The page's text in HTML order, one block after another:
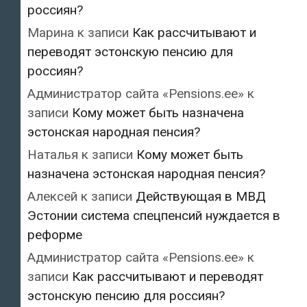
россиян?
Марина к записи Как рассчитывают и
переводят эстонскую пенсию для
россиян?
Администратор сайта «Pensions.ee» к
записи Кому может быть назначена
эстонская народная пенсия?
Наталья к записи Кому может быть
назначена эстонская народная пенсия?
Алексей к записи Действующая в МВД
Эстонии система спецпенсий нуждается в
реформе
Администратор сайта «Pensions.ee» к
записи Как рассчитывают и переводят
эстонскую пенсию для россиян?